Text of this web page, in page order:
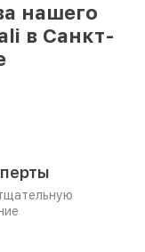
нашего
в Санкт-